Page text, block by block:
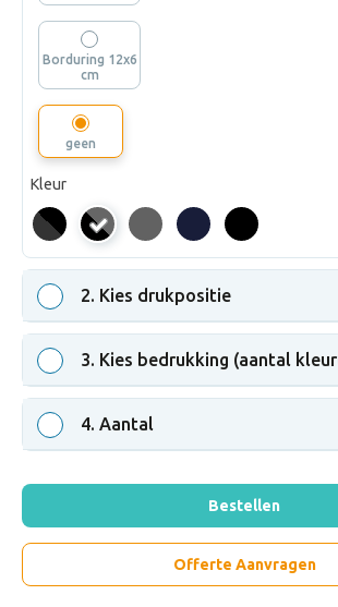
Borduring 12x6
cm
geen
Kleur
Zwart/Donkergrijs
2. Kies drukpositie
3. Kies bedrukking (aantal
4. Aantal
Bestellen
Offerte Aanvragen